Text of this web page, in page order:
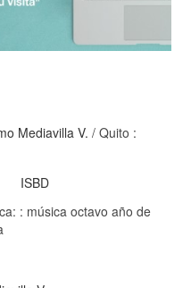
Mediavilla V. / Quito :
ISBD
: música octavo año de